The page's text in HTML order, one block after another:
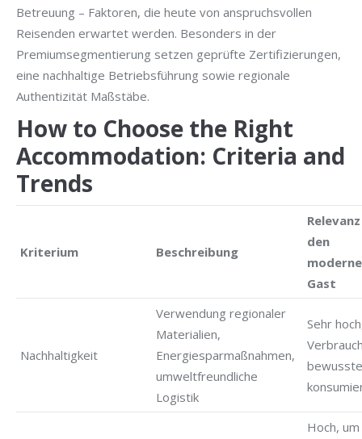
Betreuung – Faktoren, die heute von anspruchsvollen
Reisenden erwartet werden. Besonders in der
Premiumsegmentierung setzen geprüfte Zertifizierungen,
eine nachhaltige Betriebsführung sowie regionale
Authentizität Maßstäbe.
How to Choose the Right
Accommodation: Criteria and
Trends
Kriterium Beschreibung
den
Gast
Nachhaltigkeit
Verwendung regionaler
Materialien,
Energiesparmaßnahmen,
umweltfreundliche
Logistik
Sehr
Hoch, um